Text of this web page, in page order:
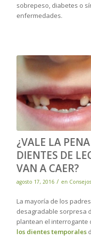
sobrepeso, diabetes o
enfermedades.
¿VALE LA
DIENTES DE
VAN A CAER?
agosto 17, 2016 / en Consejos
La mayoría de los
desagradable sorpresa
plantean el interrogante
los dientes temporales